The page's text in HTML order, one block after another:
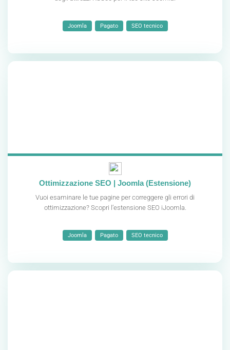
Joomla Pagato SEO tecnico
Ottimizzazione SEO | Joomla (Estensione)
Vuoi esaminare le tue pagine per correggere gli errori di
ottimizzazione? Scopri l’estensione SEO iJoomla.
Joomla Pagato SEO tecnico